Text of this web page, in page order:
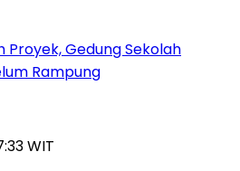
Proyek, Gedung Sekolah
Rampung
WIT